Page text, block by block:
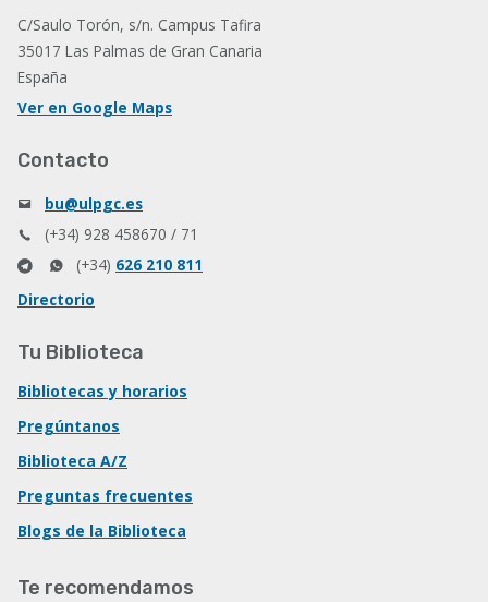
C/Saulo Torón, s/n. Campus Tafira
35017 Las Palmas de Gran Canaria
España
Ver en Google Maps
Contacto
bu@ulpgc.es
(+34) 928 458670 / 71
(+34) 626 210 811
Directorio
Tu Biblioteca
Bibliotecas y horarios
Pregúntanos
Biblioteca A/Z
Preguntas frecuentes
Blogs de la Biblioteca
Te recomendamos